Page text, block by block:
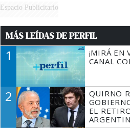
Espacio Publicitario
MÁS LEÍDAS DE PERFIL
1
¡MIRÁ EN
CANAL
2
QUIRNO
EL